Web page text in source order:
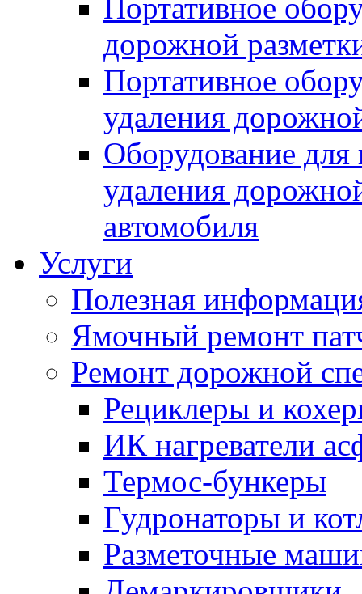
Портативное
дорожной
Портативное
удаления
Оборудование для
удаления
автомобиля
Услуги
Полезная
Ямочный ремонт
Ремонт дорожной
Рециклеры и
ИК нагреватели
Термос-бункеры
Гудронаторы и
Разметочные